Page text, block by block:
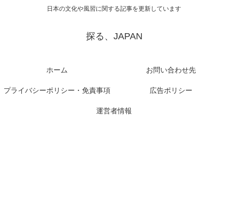
日本の文化や風習に関する記事を更新しています
探る、JAPAN
ホーム お問い合わせ先
プライバシーポリシー・免責事項 広告ポリシー
運営者情報